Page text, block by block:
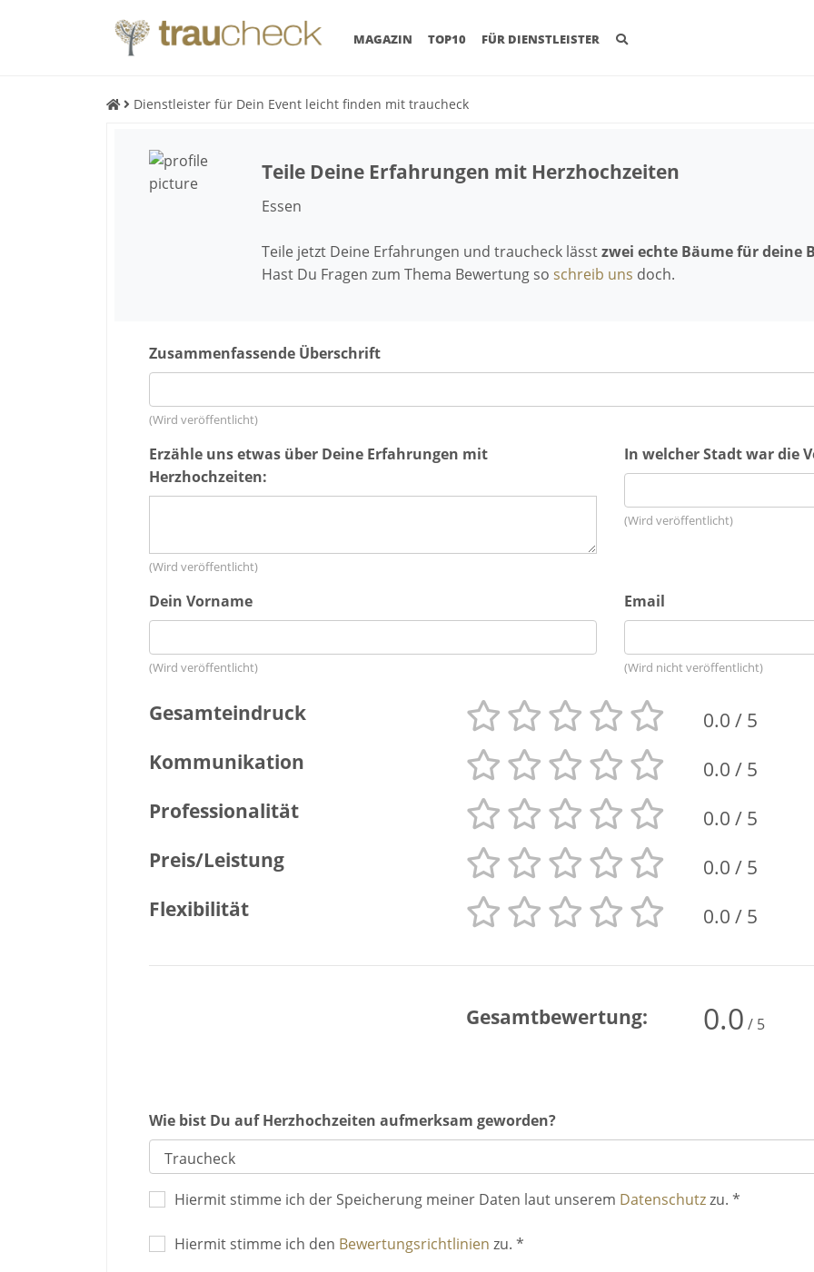
MAGAZIN (CURRENT)
TOP10 FÜR DIENSTLEISTER
Dienstleister für Dein Event leicht finden mit traucheck
Teile Deine Erfahrungen mit Herzhochzeiten
Essen
Teile jetzt Deine Erfahrungen und traucheck lässtzwei echte Bäume für deine
Hast Du Fragen zum Thema Bewertung so schreib uns doch.
Zusammenfassende Überschrift
(Wird veröffentlicht)
Erzähle uns etwas über Deine Erfahrungen mit
Herzhochzeiten:
(Wird veröffentlicht)
In welcher Stadt war die
(Wird veröffentlicht)
Dein Vorname
(Wird veröffentlicht)
Email
(Wird nicht veröffentlicht)
Gesamteindruck 0.0 / 5
Kommunikation
0.0 / 5
Professionalität
0.0 / 5
Preis/Leistung
0.0 / 5
Flexibilität
0.0 / 5
Gesamtbewertung: 0.0 / 5
Wie bist Du auf Herzhochzeiten aufmerksam geworden?
Hiermit stimme ich der Speicherung meiner Daten laut unserem Datenschutzzu. *
Hiermit stimme ich den Bewertungsrichtlinien zu. *